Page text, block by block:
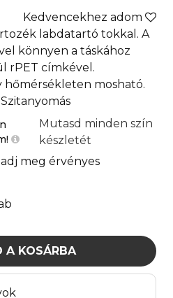
Kedvencekhez adom
labdatartó tokkal. A
könnyen a táskához
rPET címkével.
hőmérsékleten mosható.
Mutasd minden szín
készletét
meg érvényes
A KOSÁRBA